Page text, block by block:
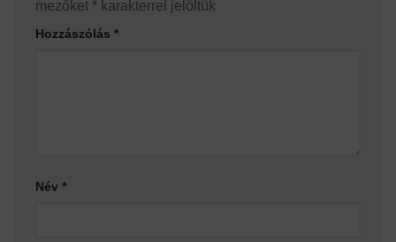
mezőket * karakterrel jelöltük
Hozzászólás *
Név *